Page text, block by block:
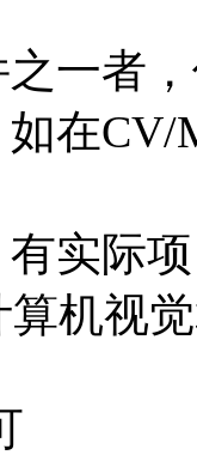
一者
在
实际
机视